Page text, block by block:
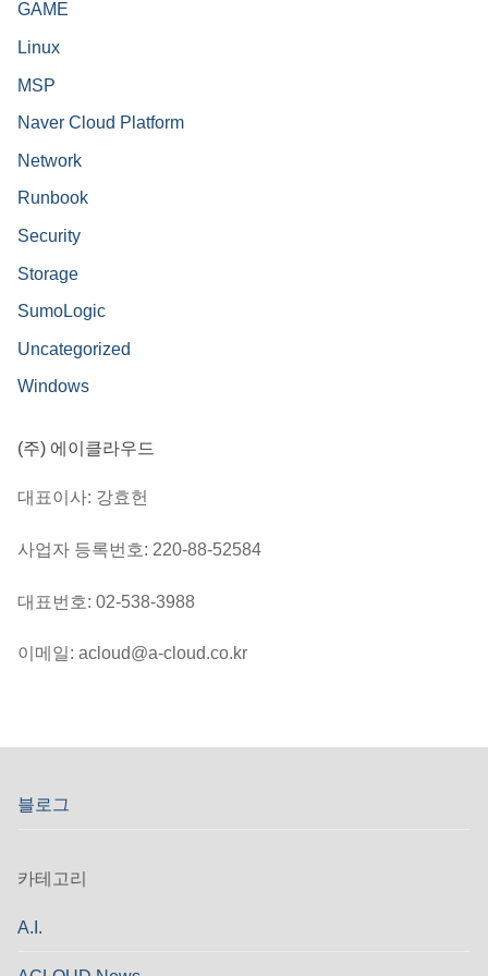
GAME
Linux
MSP
Naver Cloud Platform
Network
Runbook
Security
Storage
SumoLogic
Uncategorized
Windows
(주) 에이클라우드
대표이사: 강효헌
사업자 등록번호: 220-88-52584
대표번호: 02-538-3988
이메일: acloud@a-cloud.co.kr
블로그
카테고리
A.I.